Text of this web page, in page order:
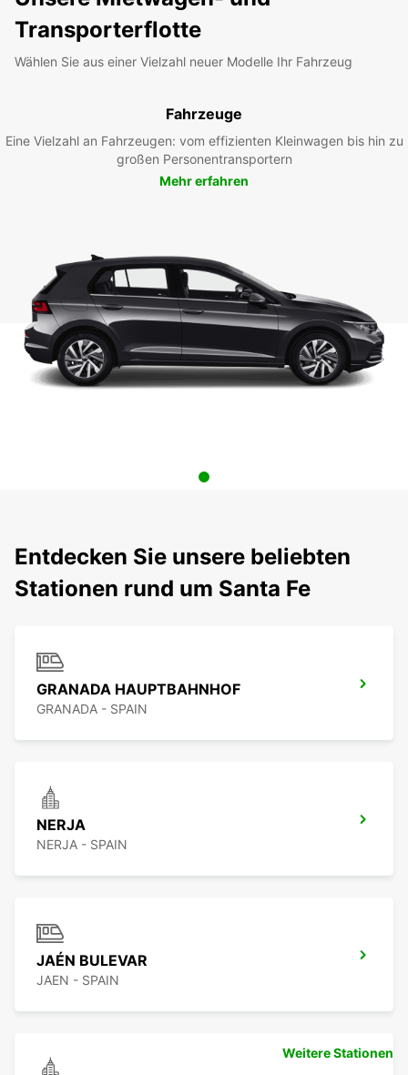
Transporterflotte
Wählen Sie aus einer Vielzahl neuer Modelle Ihr Fahrzeug
Fahrzeuge
Eine Vielzahl an Fahrzeugen: vom effizienten Kleinwagen bis hin zu
großen Personentransportern
Mehr erfahren
Entdecken Sie unsere beliebten
Stationen rund um Santa Fe
GRANADA HAUPTBAHNHOF
GRANADA - SPAIN
NERJA
NERJA - SPAIN
JAÉN BULEVAR
JAEN - SPAIN
Weitere Stationen